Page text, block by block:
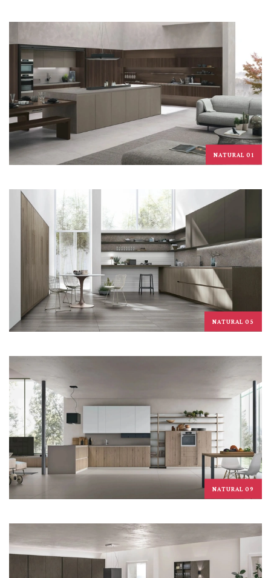
NATURAL 01
NATURAL 05
NATURAL 09